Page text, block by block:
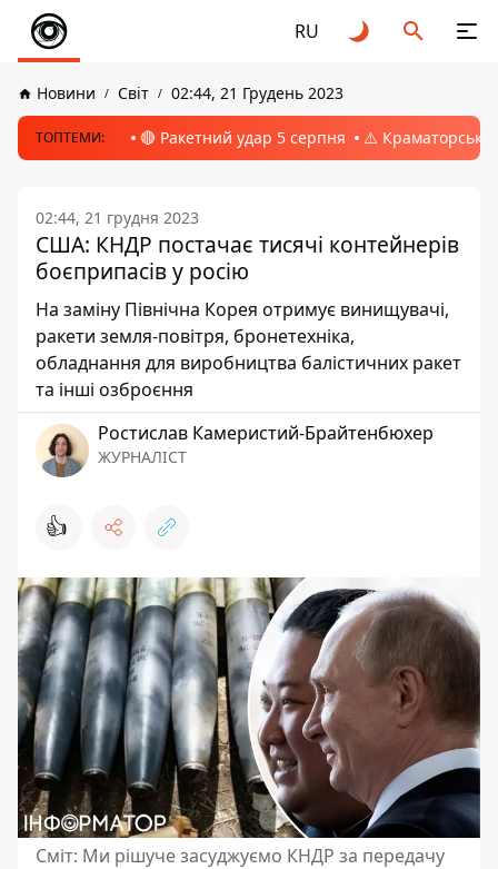
RU
Новини Світ 02:44, 21 Грудень 2023
ТОПТЕМИ: 🔴 Ракетний удар 5 серпня ⚠️ Краматорськ,
02:44, 21 грудня 2023
США: КНДР постачає тисячі контейнерів
боєприпасів у росію
На заміну Північна Корея отримує винищувачі,
ракети земля-повітря, бронетехніка,
обладнання для виробництва балістичних ракет
та інші озброєння
Ростислав Камеристий-Брайтенбюхер
ЖУРНАЛІСТ
👍
Сміт: Ми рішуче засуджуємо КНДР за передачу